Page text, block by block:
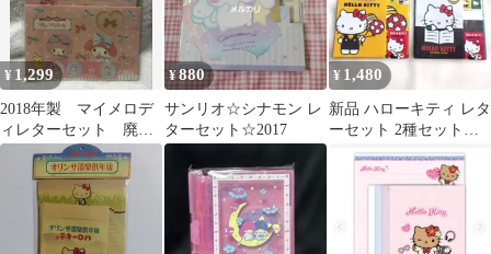
¥ 1,299
2018年製 マイメロデ
ィレターセット 廃盤
品
¥880
サンリオ☆シナモン レ
ターセット☆2017
¥ 1,480
新品 ハローキティ レタ
ーセット 2種セット
2010年